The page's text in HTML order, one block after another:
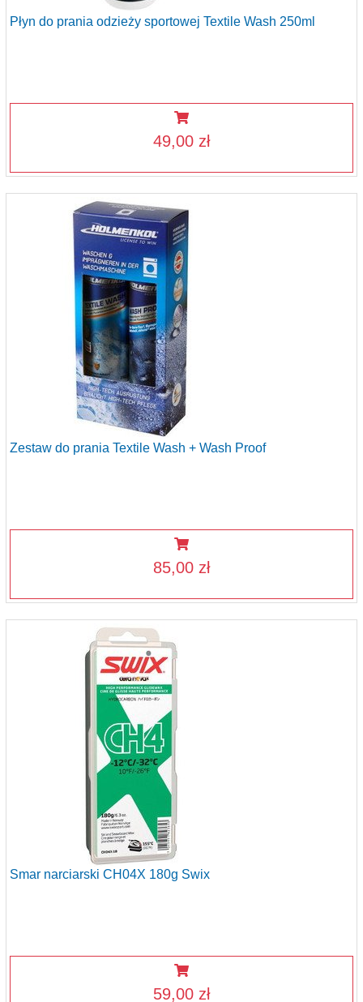
Płyn do prania odzieży sportowej Textile Wash 250ml
49,00 zł
Zestaw do prania Textile Wash + Wash Proof
85,00 zł
Smar narciarski CH04X 180g Swix
59,00 zł